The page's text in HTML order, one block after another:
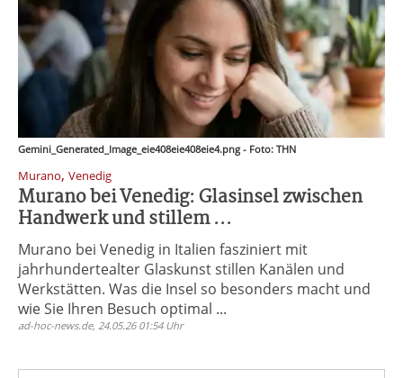
Gemini_Generated_Image_eie408eie408eie4.png - Foto: THN
Murano, Venedig
Murano bei Venedig: Glasinsel zwischen
Handwerk und stillem ...
Murano bei Venedig in Italien fasziniert mit
jahrhundertealter Glaskunst stillen Kanälen und
Werkstätten. Was die Insel so besonders macht und
wie Sie Ihren Besuch optimal ...
ad-hoc-news.de, 24.05.26 01:54 Uhr